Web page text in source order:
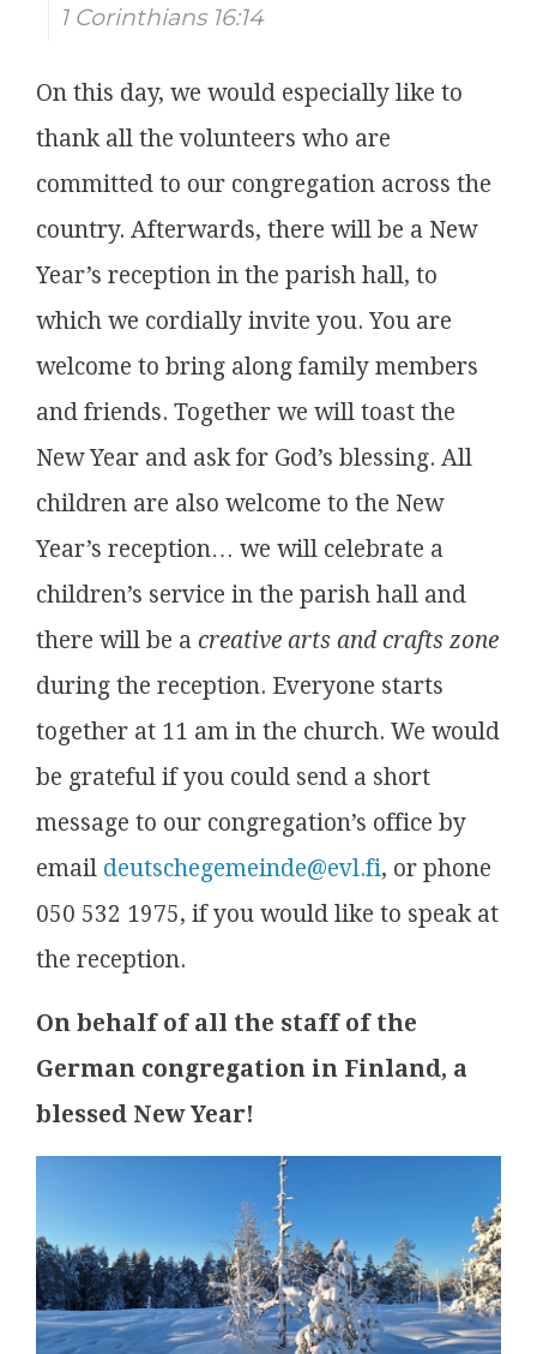
1 Corinthians 16:14
On this day, we would especially like to
thank all the volunteers who are
committed to our congregation across the
country. Afterwards, there will be a New
Year’s reception in the parish hall, to
which we cordially invite you. You are
welcome to bring along family members
and friends. Together we will toast the
New Year and ask for God’s blessing. All
children are also welcome to the New
Year’s reception… we will celebrate a
children’s service in the parish hall and
there will be a creative arts and crafts zone
during the reception. Everyone starts
together at 11 am in the church. We would
be grateful if you could send a short
message to our congregation’s office by
email deutschegemeinde@evl.fi, or phone
050 532 1975, if you would like to speak at
the reception.
On behalf of all the staff of the
German congregation in Finland, a
blessed New Year!